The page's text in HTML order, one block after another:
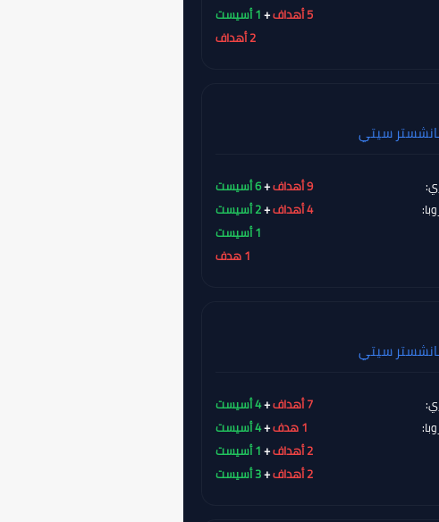
5 أهداف +1 أسيست
2 أهداف
9 أهداف +6 أسيست
4 أهداف +2 أسيست
1 أسيست
1 هدف
7 أهداف +4 أسيست
1 هدف +4 أسيست
2 أهداف +1 أسيست
2 أهداف +3 أسيست